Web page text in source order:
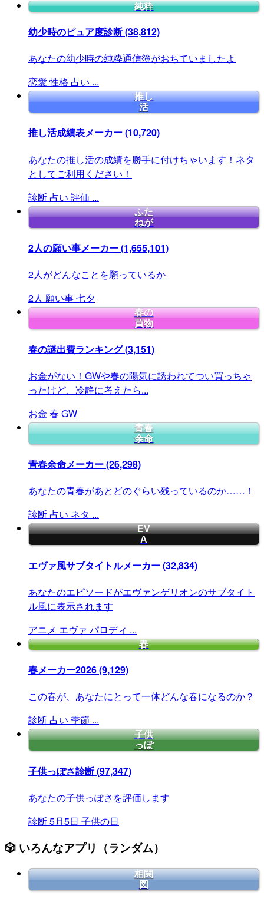
純粋
幼少時のピュア度診断(38,812)
あなたの幼少時の純粋通信簿がおちていましたよ
恋愛 性格 占い ...
推し
活
推し活成績表メーカー(10,720)
あなたの推し活の成績を勝手に付けちゃいます！ネタ
としてご利用ください！
診断 占い 評価 ...
ふた
ねが
2人の願い事メーカー(1,655,101)
2人がどんなことを願っているか
2人 願い事七夕
春の
買物
春の謎出費ランキング(3,151)
お金がない！GWや春の陽気に誘われてつい買っちゃ
ったけど、冷静に考えたら...
お金 春 GW
青春
余命
青春余命メーカー(26,298)
あなたの青春があとどのぐらい残っているのか……！
診断 占い ネタ ...
EV
A
エヴァ風サブタイトルメーカー(32,834)
あなたのエピソードがエヴァンゲリオンのサブタイト
ル風に表示されます
アニメ エヴァ パロディ ...
春
春メーカー2026(9,129)
この春が、あなたにとって一体どんな春になるのか？
診断 占い 季節 ...
子供
っぽ
子供っぽさ診断(97,347)
あなたの子供っぽさを評価します
診断5月5日 子供の日
🎲 いろんなアプリ（ランダム）
相関
図